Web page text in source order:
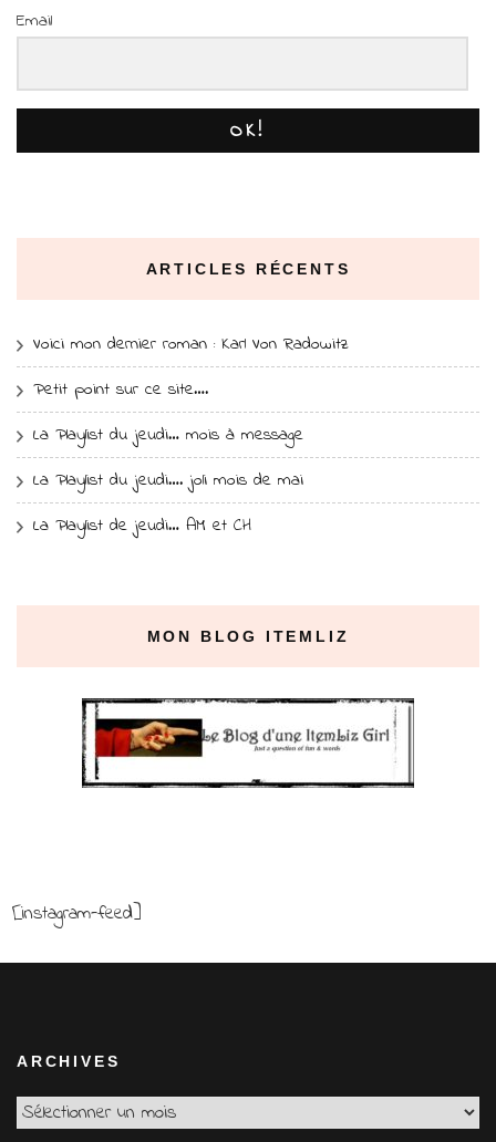
Email
OK!
ARTICLES RÉCENTS
Voici mon dernier roman : Karl Von Radowitz
Petit point sur ce site….
La Playlist du jeudi… mois à message
La Playlist du jeudi…. joli mois de mai
La Playlist de jeudi… AM et CH
MON BLOG ITEMLIZ
[instagram-feed]
ARCHIVES
Archives